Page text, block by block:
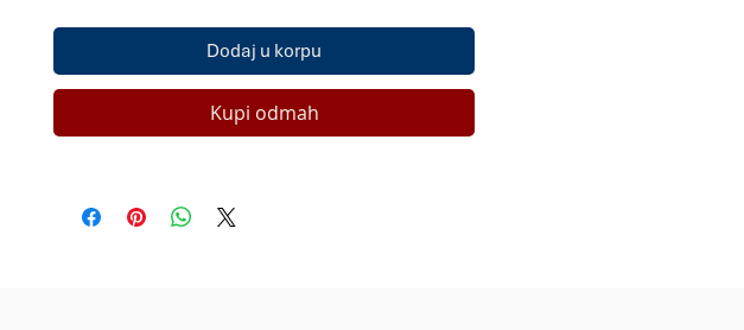
Dodaj u korpu
Kupi odmah